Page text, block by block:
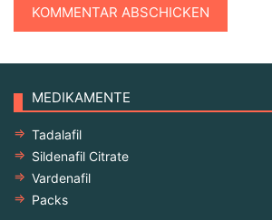
MEDIKAMENTE
Tadalafil
Sildenafil Citrate
Vardenafil
Packs